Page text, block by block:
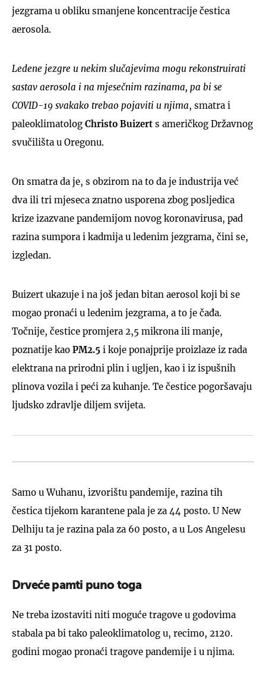
jezgrama u obliku smanjene koncentracije čestica
aerosola.
Ledene jezgre u nekim slučajevima mogu rekonstruirati
sastav aerosola i na mjesečnim razinama, pa bi se
COVID-19 svakako trebao pojaviti u njima, smatra i
paleoklimatolog Christo Buizert s američkog Državnog
svučilišta u Oregonu.
On smatra da je, s obzirom na to da je industrija već
dva ili tri mjeseca znatno usporena zbog posljedica
krize izazvane pandemijom novog koronavirusa, pad
razina sumpora i kadmija u ledenim jezgrama, čini se,
izgledan.
Buizert ukazuje i na još jedan bitan aerosol koji bi se
mogao pronaći u ledenim jezgrama, a to je čađa.
Točnije, čestice promjera 2,5 mikrona ili manje,
poznatije kao PM2.5 i koje ponajprije proizlaze iz rada
elektrana na prirodni plin i ugljen, kao i iz ispušnih
plinova vozila i peći za kuhanje. Te čestice pogoršavaju
ljudsko zdravlje diljem svijeta.
Samo u Wuhanu, izvorištu pandemije, razina tih
čestica tijekom karantene pala je za 44 posto. U New
Delhiju ta je razina pala za 60 posto, a u Los Angelesu
za 31 posto.
Drveće pamti puno toga
Ne treba izostaviti niti moguće tragove u godovima
stabala pa bi tako paleoklimatolog u, recimo, 2120.
godini mogao pronaći tragove pandemije i u njima.